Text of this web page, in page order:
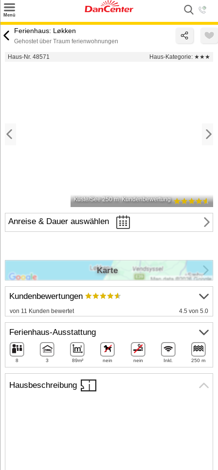
Menü
Suchen
Ferienhaus: Løkken
Gehostet über Traum ferienwohnungen
Haus-Nr. 48571 Haus-Kategorie: ★★★
Küste/See 250 m Kundenbewertung
Anreise & Dauer auswählen
Hausbeschreibung
Kundenbewertungen
von 11 Kunden bewertet 4.5 von 5.0
Ferienhaus-Ausstattung
8 3 89m² nein nein Inkl. 250 m
Karte